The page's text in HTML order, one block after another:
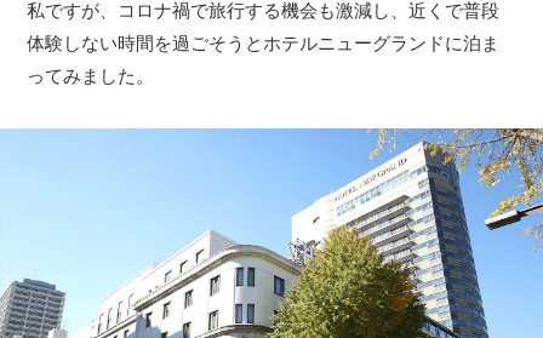
私ですが、コロナ禍で旅行する機会も激減し、近くで普段
体験しない時間を過ごそうとホテルニューグランドに泊ま
ってみました。